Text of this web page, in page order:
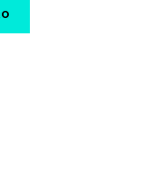
is:
$ 9,00.